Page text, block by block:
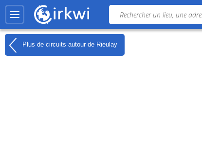
Plus de circuits autour de Rieulay